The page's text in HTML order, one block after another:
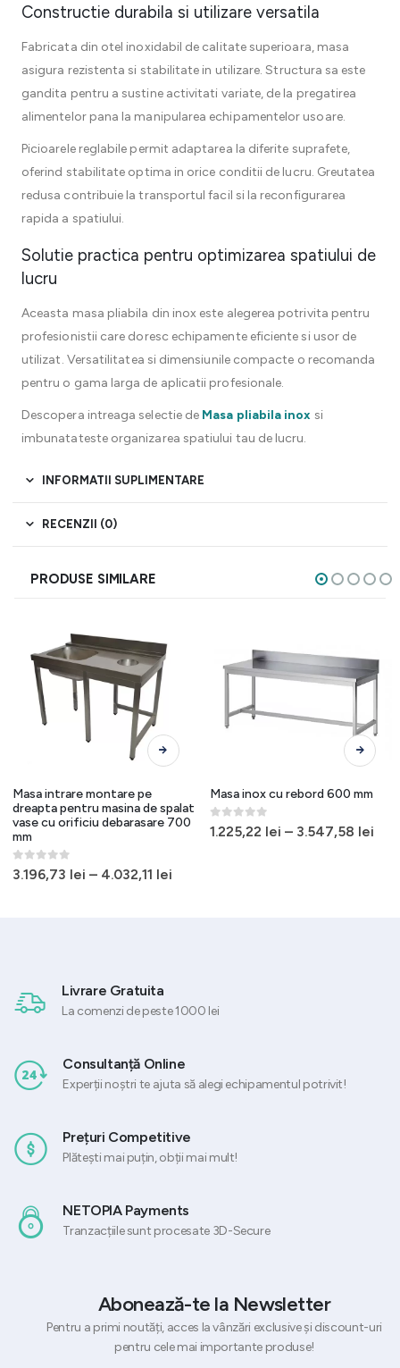
Constructie durabila si utilizare versatila
Fabricata din otel inoxidabil de calitate superioara, masa
asigura rezistenta si stabilitate in utilizare. Structura sa este
gandita pentru a sustine activitati variate, de la pregatirea
alimentelor pana la manipularea echipamentelor usoare.
Picioarele reglabile permit adaptarea la diferite suprafete,
oferind stabilitate optima in orice conditii de lucru. Greutatea
redusa contribuie la transportul facil si la reconfigurarea
rapida a spatiului.
Solutie practica pentru optimizarea spatiului de
lucru
Aceasta masa pliabila din inox este alegerea potrivita pentru
profesionistii care doresc echipamente eficiente si usor de
utilizat. Versatilitatea si dimensiunile compacte o recomanda
pentru o gama larga de aplicatii profesionale.
Descopera intreaga selectie de Masa pliabila inox si
imbunatateste organizarea spatiului tau de lucru.
INFORMATII SUPLIMENTARE
RECENZII (0)
PRODUSE SIMILARE
Acest produs are mai multe variații. Opțiunile pot fi alese în pagina produsului.
Masa intrare montare pe
dreapta pentru masina de spalat
vase cu orificiu debarasare 700
mm
0out of 5
3.196,73 lei – 4.032,11 lei
Acest produs are mai multe variații. Opțiunile pot fi alese în pagina produsului.
Masa inox cu rebord 600 mm
0 out of 5
1.225,22 lei – 3.547,58 lei
Livrare Gratuita
La comenzi de peste 1000 lei
Consultanță Online
Experții noștri te ajuta să alegi echipamentul potrivit!
Prețuri Competitive
Plătești mai puțin, obții mai mult!
NETOPIA Payments
Tranzacțiile sunt procesate 3D-Secure
Abonează-te la Newsletter
Pentru a primi noutăți, acces la vânzări exclusive și discount-uri
pentru cele mai importante produse!